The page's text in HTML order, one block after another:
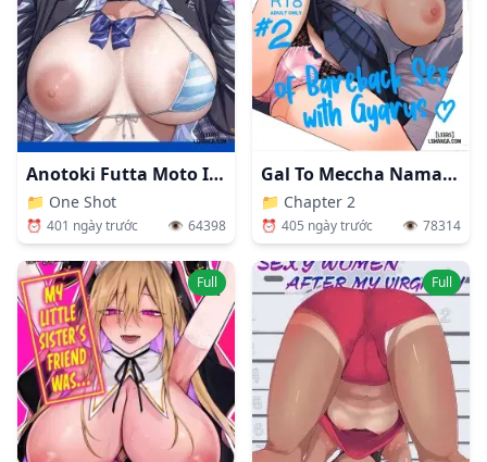
Anotoki Futta Moto Inkya No Onna Tomodati Ga Ura Aka Haisinsya Ni Natteita.
📁 One Shot
⏰ 401 ngày trước 👁️ 64398
Gal To Meccha Namahame Nakadashi Ecchi Suru Hanashi #2
📁 Chapter 2
⏰ 405 ngày trước 👁️ 78314
Full Full